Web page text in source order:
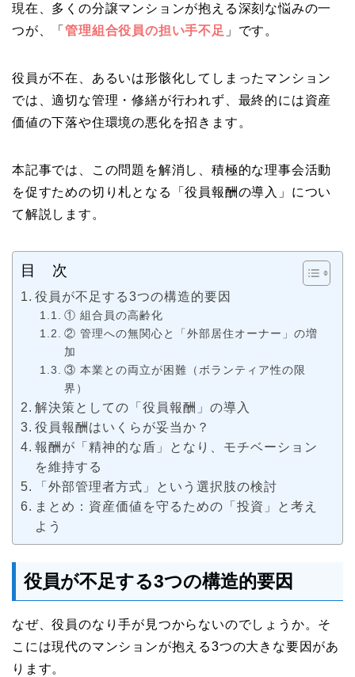
現在、多くの分譲マンションが抱える深刻な悩みの一
つが、「管理組合役員の担い手不足 」です。
役員が不在、あるいは形骸化してしまったマンション
では、適切な管理・修繕が行われず、最終的には資産
価値の下落や住環境の悪化を招きます。
本記事では、この問題を解消し、積極的な理事会活動
を促すための切り札となる「役員報酬の導入」につい
て解説します。
目 次
役員が不足する3つの構造的要因
① 組合員の高齢化
② 管理への無関心と「外部居住オーナー」の増
加
③ 本業との両立が困難（ボランティア性の限
界）
解決策としての「役員報酬」の導入
役員報酬はいくらが妥当か？
報酬が「精神的な盾」となり、モチベーション
を維持する
「外部管理者方式」という選択肢の検討
まとめ：資産価値を守るための「投資」と考え
よう
役員が不足する3つの構造的要因
なぜ、役員のなり手が見つからないのでしょうか。そ
こには現代のマンションが抱える3つの大きな要因があ
ります。